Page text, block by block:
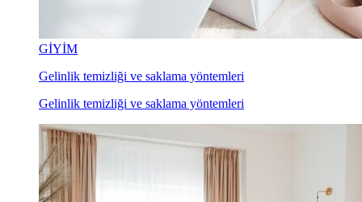
GİYİM
Gelinlik temizliği ve saklama yöntemleri
Gelinlik temizliği ve saklama yöntemleri